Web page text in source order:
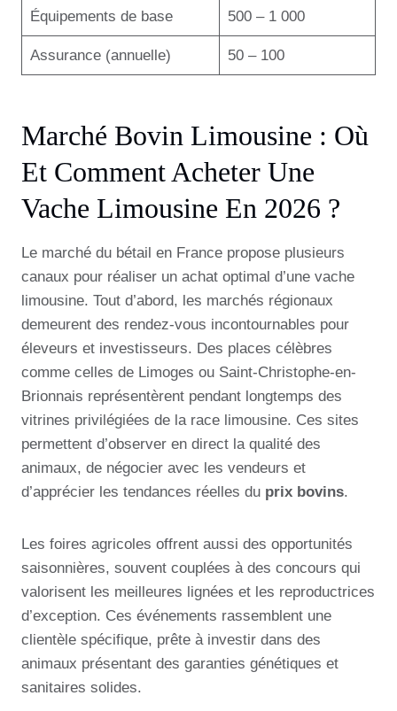
Équipements de base 500 – 1 000
Assurance (annuelle) 50 – 100
Marché Bovin Limousine : Où
Et Comment Acheter Une
Vache Limousine En 2026 ?
Le marché du bétail en France propose plusieurs
canaux pour réaliser un achat optimal d’une vache
limousine. Tout d’abord, les marchés régionaux
demeurent des rendez-vous incontournables pour
éleveurs et investisseurs. Des places célèbres
comme celles de Limoges ou Saint-Christophe-en-
Brionnais représentèrent pendant longtemps des
vitrines privilégiées de la race limousine. Ces sites
permettent d’observer en direct la qualité des
animaux, de négocier avec les vendeurs et
d’apprécier les tendances réelles du prix bovins.
Les foires agricoles offrent aussi des opportunités
saisonnières, souvent couplées à des concours qui
valorisent les meilleures lignées et les reproductrices
d’exception. Ces événements rassemblent une
clientèle spécifique, prête à investir dans des
animaux présentant des garanties génétiques et
sanitaires solides.